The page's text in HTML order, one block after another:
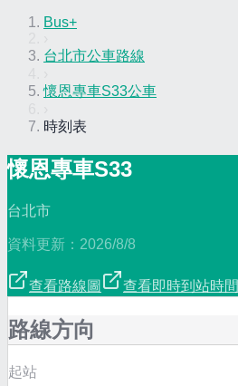
Bus+
台北市公車路線
懷恩專車S33公車
時刻表
懷恩專車S33
台北市
資料更新： 2026/8/8
查看路線圖 查看即時到站時間
路線方向
起站